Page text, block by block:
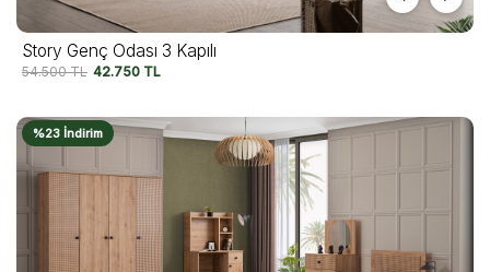
Story Genç Odası 3 Kapılı
54.500TL 42.750 TL
%23 İndirim